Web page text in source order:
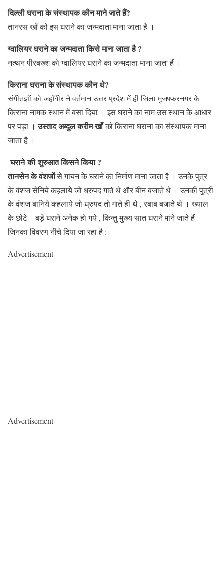
दिल्ली घराना के संस्थापक कौन माने जाते हैं?
तानरस खाँ को इस घराने का जन्मदाता माना जाता है ।
ग्वालियर घराने का जन्मदाता किसे माना जाता है ?
नत्थन पीरबख्श को ग्वालियर घराने का जन्मदाता माना जाता हैं ।
किराना घराना के संस्थापक कौन थे?
संगीतज्ञों को जहाँगीर ने वर्तमान उत्तर प्रदेश में ही जिला मुजफ्फरनगर के
किराना नामक स्थान में बसा दिया । इस घराने का नाम उस स्थान के आधार
पर पड़ा ।उस्ताद अब्दुल करीम खाँको किराना घराना का संस्थापक माना
जाता है ।
घराने की शुरुआत किसने किया ?
तानसेन के वंशजोंसे गायन के घराने का निर्माण माना जाता है । उनके पुत्र
के वंशज सेनिये कहलाये जो ध्रुपद गाते थे और बीन बजाते थे । उनकी पुत्री
के वंशज बानिये कहलाये जो ध्रुपद तो गाते ही थे , रबाब बजाते थे । ख्याल
के छोटे – बड़े घराने अनेक हो गये , किन्तु मुख्य सात घराने माने जाते हैं
जिनका विवरण नीचे दिया जा रहा है :
Advertisement
Advertisement